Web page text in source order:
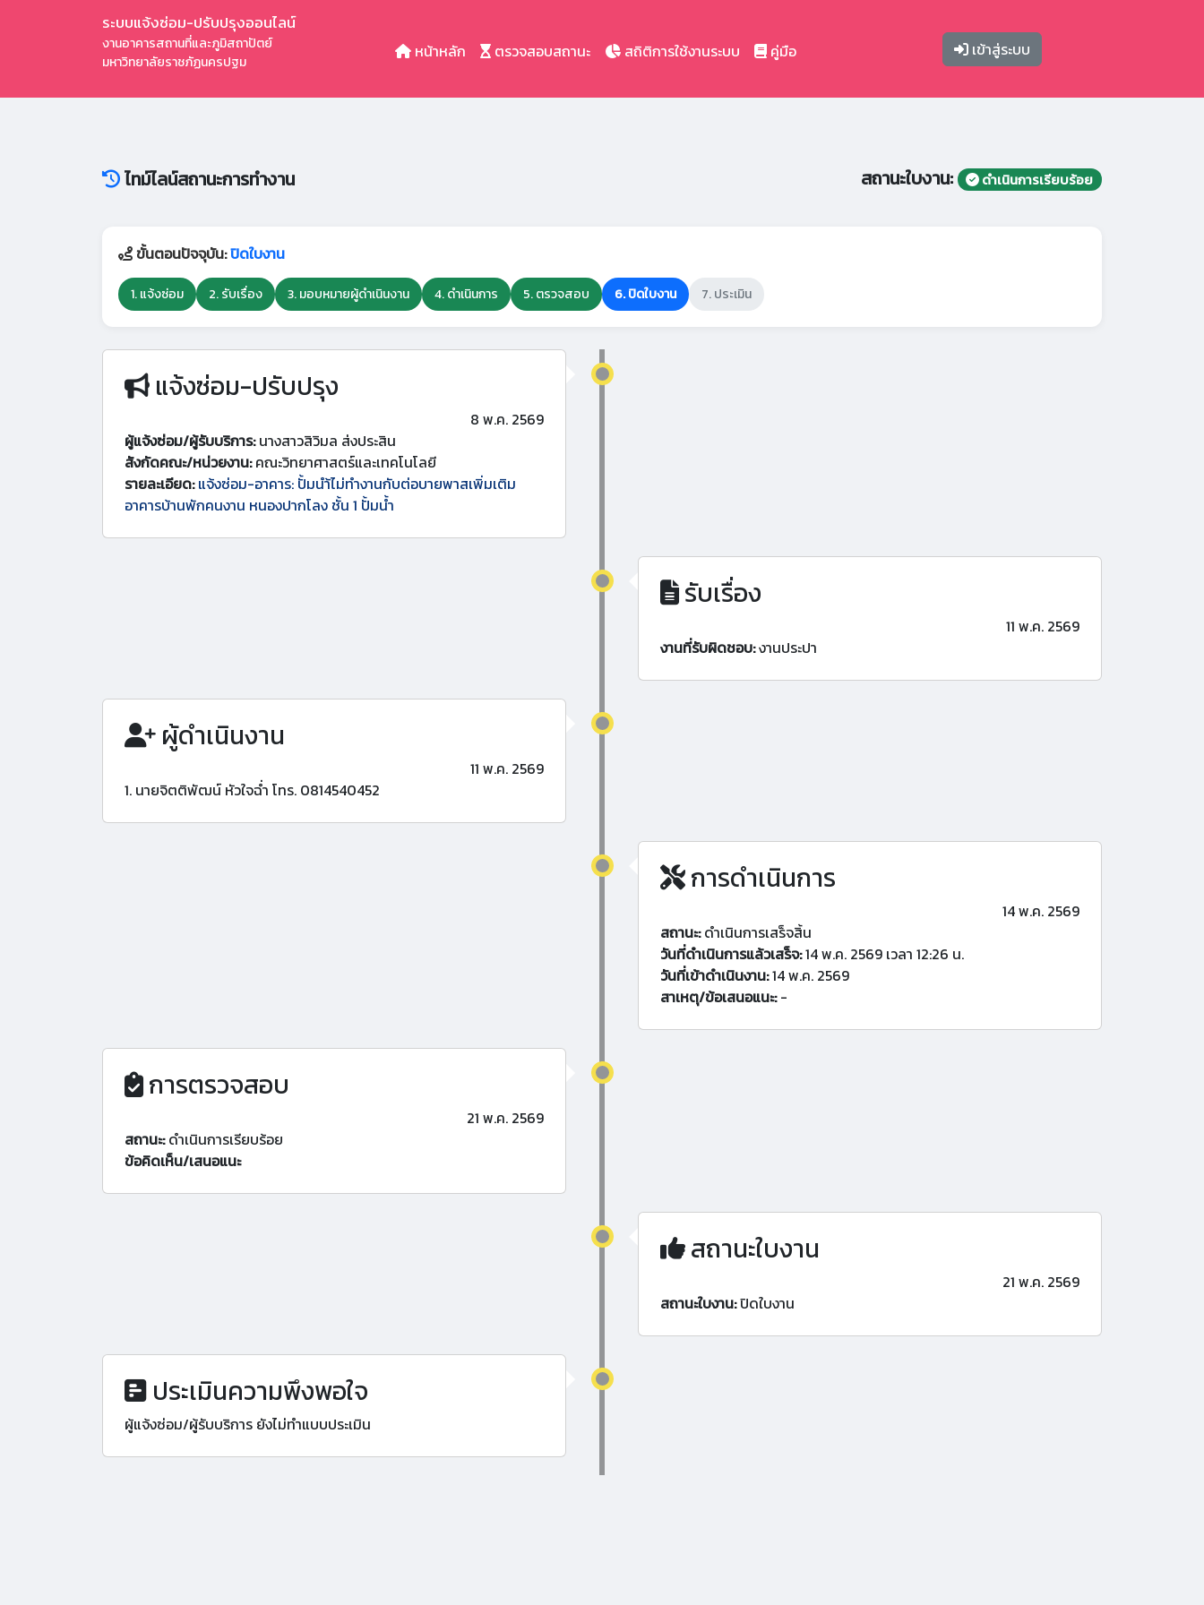
ระบบแจ้งซ่อม-ปรับปรุงออนไลน์
งานอาคารสถานที่และภูมิสถาปัตย์
มหาวิทยาลัยราชภัฏนครปฐม
หน้าหลัก ตรวจสอบสถานะ สถิติการใช้งานระบบ คู่มือ เข้าสู่ระบบ
ไทม์ไลน์สถานะการทำงาน สถานะใบงาน: ดำเนินการเรียบร้อย
ขั้นตอนปัจจุบัน:ปิดใบงาน
1. แจ้งซ่อม 2. รับเรื่อง 3. มอบหมายผู้ดำเนินงาน 4. ดำเนินการ 5. ตรวจสอบ 6. ปิดใบงาน 7. ประเมิน
แจ้งซ่อม-ปรับปรุง
8 พ.ค. 2569
ผู้แจ้งซ่อม/ผู้รับบริการ:นางสาวสิวิมล ส่งประสิน
สังกัดคณะ/หน่วยงาน:คณะวิทยาศาสตร์และเทคโนโลยี
รายละเอียด: แจ้งซ่อม-อาคาร: ปั้มนำ้ไม่ทำงานกับต่อบายพาสเพิ่มเติม
อาคารบ้านพักคนงาน หนองปากโลง ชั้น 1 ปั้มน้ำ
รับเรื่อง
11 พ.ค. 2569
งานที่รับผิดชอบ:งานประปา
ผู้ดำเนินงาน
11 พ.ค. 2569
1. นายจิตติพัฒน์ หัวใจฉ่ำ โทร. 0814540452
การดำเนินการ
14 พ.ค. 2569
สถานะ:ดำเนินการเสร็จสิ้น
วันที่ดำเนินการแล้วเสร็จ:14 พ.ค. 2569 เวลา 12:26 น.
วันที่เข้าดำเนินงาน:14 พ.ค. 2569
สาเหตุ/ข้อเสนอแนะ:-
การตรวจสอบ
21 พ.ค. 2569
สถานะ:ดำเนินการเรียบร้อย
ข้อคิดเห็น/เสนอแนะ
สถานะใบงาน
21 พ.ค. 2569
สถานะใบงาน:ปิดใบงาน
ประเมินความพึงพอใจ
ผู้แจ้งซ่อม/ผู้รับบริการ ยังไม่ทำแบบประเมิน